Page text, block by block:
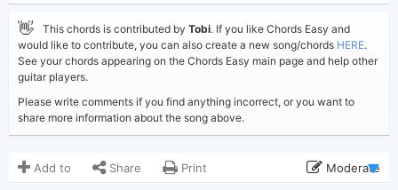
👋 This chords is contributed by Tobi. If you like Chords Easy and
would like to contribute, you can also create a new song/chords HERE.
See your chords appearing on the Chords Easy main page and help other
guitar players.
Please write comments if you find anything incorrect, or you want to
share more information about the song above.
Add to Share Print Moderate